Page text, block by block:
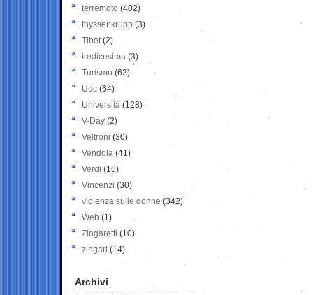
terremoto (402)
thyssenkrupp (3)
Tibet(2)
tredicesima (3)
Turismo (62)
Udc (64)
Università (128)
V-Day (2)
Veltroni (30)
Vendola (41)
Verdi (16)
Vincenzi (30)
violenza sulle donne (342)
Web (1)
Zingaretti (10)
zingari (14)
Archivi